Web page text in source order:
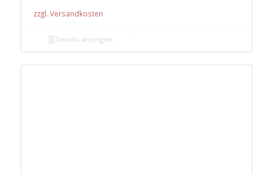
zzgl. Versandkosten
Details anzeigen